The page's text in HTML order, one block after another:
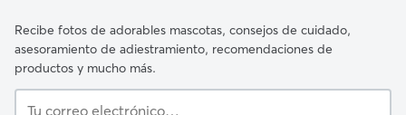
Recibe fotos de adorables mascotas, consejos de cuidado,
asesoramiento de adiestramiento, recomendaciones de
productos y mucho más.